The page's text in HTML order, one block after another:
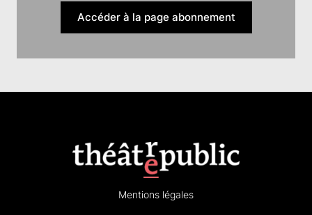
Accéder à la page abonnement
Mentions légales